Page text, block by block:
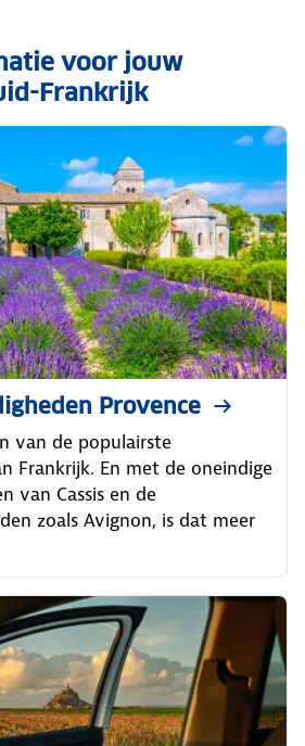
voor jouw
Frankrijk
Provence
van de populairste
Frankrijk. En met de oneindige
van Cassis en de
zoals Avignon, is dat meer